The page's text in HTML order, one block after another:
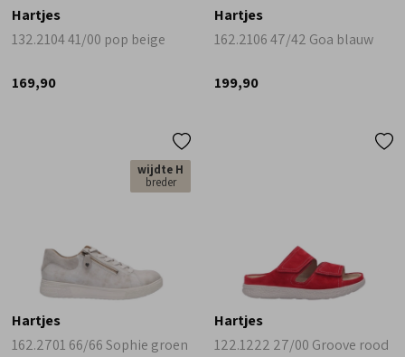
Hartjes
132.2104 41/00 pop beige
169,90
Hartjes
162.2106 47/42 Goa blauw
199,90
wijdte H
breder
Hartjes
162.2701 66/66 Sophie groen
Hartjes
122.1222 27/00 Groove rood